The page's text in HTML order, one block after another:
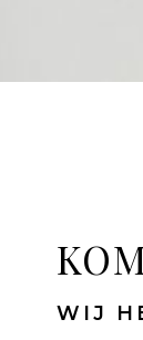
WIJ